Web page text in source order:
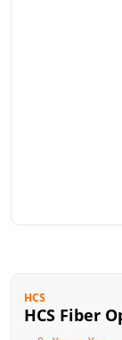
HCS
HCS Fiber